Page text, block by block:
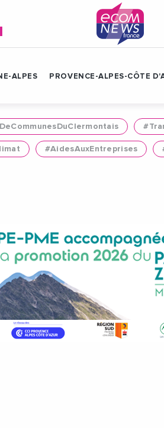
ALPES PROVENCE-ALPES-CÔTE
#AidesAuxEntreprises